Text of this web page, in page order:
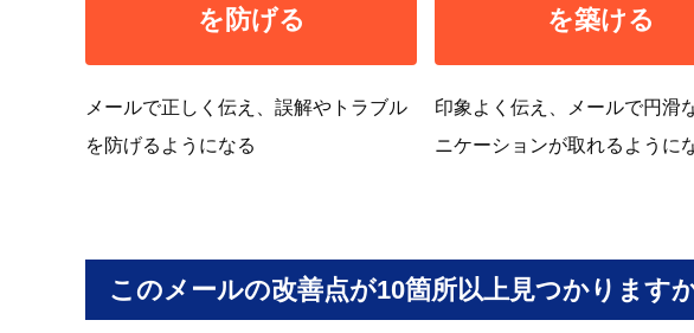
を防げる
メールで正しく伝え、誤解やトラブル
を防げるようになる
を築ける
印象よく伝え、メールで円滑
ニケーションが取れるように
このメールの改善点が10箇所以上見つかります